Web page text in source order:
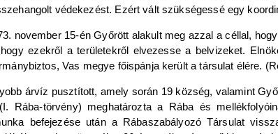
védekezést. Ezért vált szükségessé egy
november 15-én Győrött alakult meg azzal a céllal,
ezekről a területekről elvezesse a belvizeket.
Vas megye főispánja került a társulat élére.
árvíz pusztított, amely során 19 község, valamint
Rába-törvény) meghatározta a Rába és
befejezése után a Rábaszabályozó Társulat